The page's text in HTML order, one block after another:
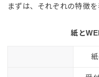
まずは、それぞれの特徴
紙と